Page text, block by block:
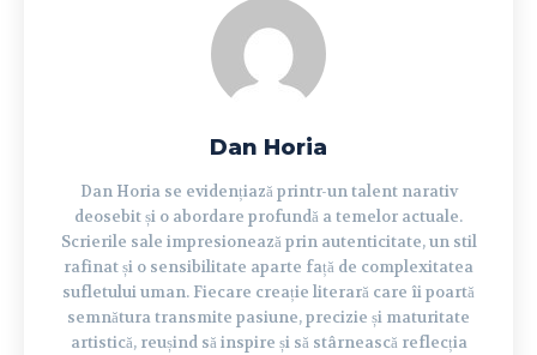
Dan Horia
Dan Horia se evidențiază printr-un talent narativ
deosebit și o abordare profundă a temelor actuale.
Scrierile sale impresionează prin autenticitate, un stil
rafinat și o sensibilitate aparte față de complexitatea
sufletului uman. Fiecare creație literară care îi poartă
semnătura transmite pasiune, precizie și maturitate
artistică, reușind să inspire și să stârnească reflecția